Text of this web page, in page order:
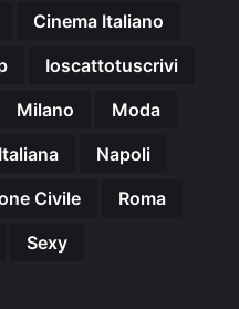
Cinema Italiano
Ioscattotuscrivi
Milano
Moda
Napoli
Civile
Roma
Sexy